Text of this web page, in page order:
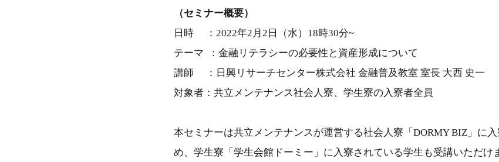
（セミナー概要）
日時 ：2022年2月2日（水）18時30分~
テーマ ：金融リテラシーの必要性と資産形成について
講師 ：日興リサーチセンター株式会社 金融普及教室 室長 大西 史一
対象者：共立メンテナンス社会人寮、学生寮の入寮者全員
本セミナーは共立メンテナンスが運営する社会人寮「DORMY BIZ」に
め、学生寮「学生会館ドーミー」に入寮されている学生も受講いただけ